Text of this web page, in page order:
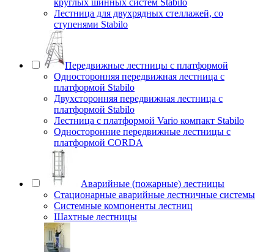
круглых шинных систем Stabilo
Лестница для двухрядных стеллажей, со
ступенями Stabilo
Передвижные лестницы с платформой
Односторонняя передвижная лестница с
платформой Stabilo
Двухсторонняя передвижная лестница с
платформой Stabilo
Лестница с платформой Vario компакт Stabilo
Односторонние передвижные лестницы с
платформой CORDA
Аварийные (пожарные) лестницы
Стационарные аварийные лестничные системы
Системные компоненты лестниц
Шахтные лестницы